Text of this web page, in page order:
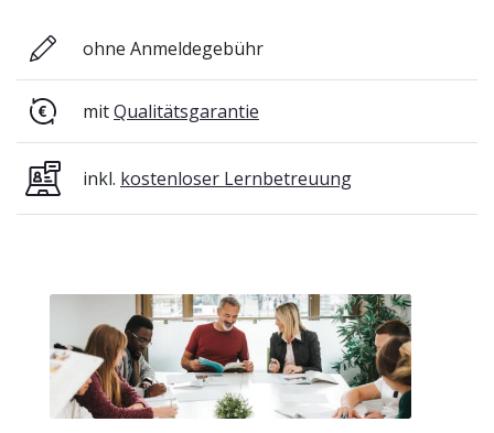
ohne Anmeldegebühr
mitQualitätsgarantie
inkl. kostenloser Lernbetreuung